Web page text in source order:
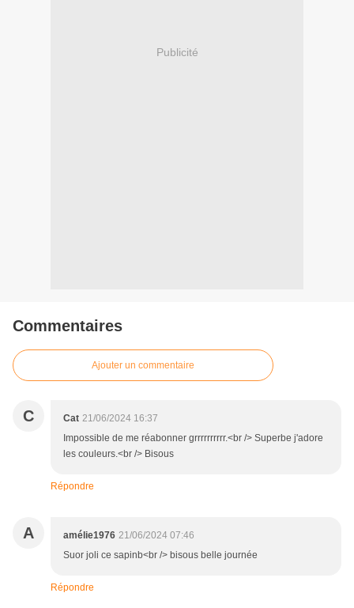
Publicité
Commentaires
Ajouter un commentaire
C Cat 21/06/2024 16:37
Impossible de me réabonner grrrrrrrrrr.<br /> Superbe j'adore
les couleurs.<br /> Bisous
Répondre
A amélie1976 21/06/2024 07:46
Suor joli ce sapinb<br /> bisous belle journée
Répondre